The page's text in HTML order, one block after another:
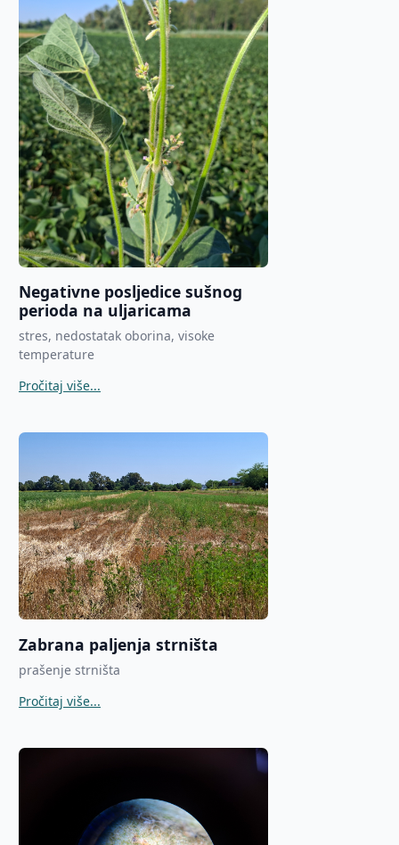
Negativne posljedice sušnog
perioda na uljaricama
stres, nedostatak oborina, visoke
temperature
Pročitaj više...
Zabrana paljenja strništa
prašenje strništa
Pročitaj više...